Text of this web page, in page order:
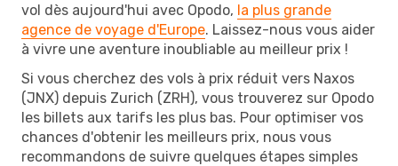
vol dès aujourd'hui avec Opodo, la plus grande
agence de voyage d'Europe. Laissez-nous vous aider
à vivre une aventure inoubliable au meilleur prix !
Si vous cherchez des vols à prix réduit vers Naxos
(JNX) depuis Zurich (ZRH), vous trouverez sur Opodo
les billets aux tarifs les plus bas. Pour optimiser vos
chances d'obtenir les meilleurs prix, nous vous
recommandons de suivre quelques étapes simples